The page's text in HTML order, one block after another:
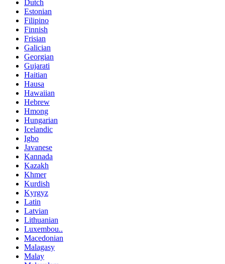
Dutch
Estonian
Filipino
Finnish
Frisian
Galician
Georgian
Gujarati
Haitian
Hausa
Hawaiian
Hebrew
Hmong
Hungarian
Icelandic
Igbo
Javanese
Kannada
Kazakh
Khmer
Kurdish
Kyrgyz
Latin
Latvian
Lithuanian
Luxembou..
Macedonian
Malagasy
Malay